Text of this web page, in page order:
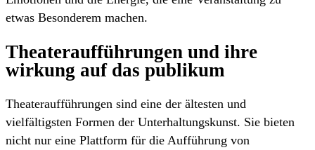
etwas Besonderem machen.
Theateraufführungen und ihre
wirkung auf das publikum
Theateraufführungen sind eine der ältesten und
vielfältigsten Formen der Unterhaltungskunst. Sie bieten
nicht nur eine Plattform für die Aufführung von